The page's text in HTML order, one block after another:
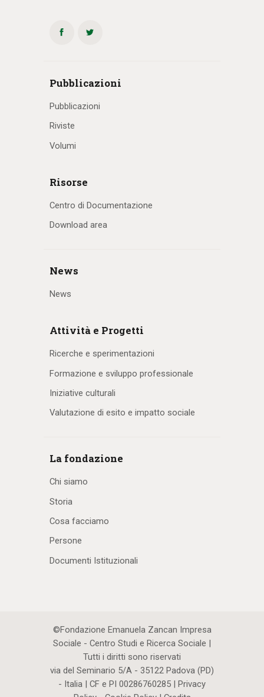
Pubblicazioni
Pubblicazioni
Riviste
Volumi
Risorse
Centro di Documentazione
Download area
News
News
Attività e Progetti
Ricerche e sperimentazioni
Formazione e sviluppo professionale
Iniziative culturali
Valutazione di esito e impatto sociale
La fondazione
Chi siamo
Storia
Cosa facciamo
Persone
Documenti Istituzionali
©Fondazione Emanuela Zancan Impresa
Sociale - Centro Studi e Ricerca Sociale |
Tutti i diritti sono riservati
via del Seminario 5/A - 35122 Padova (PD)
- Italia | CF e PI 00286760285 | Privacy